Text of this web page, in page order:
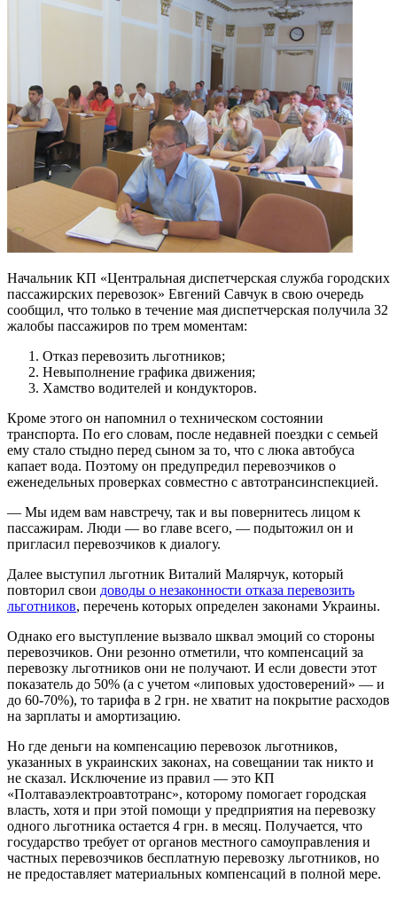
Начальник КП «Центральная диспетчерская служба городских
пассажирских перевозок» Евгений Савчук в свою очередь
сообщил, что только в течение мая диспетчерская получила 32
жалобы пассажиров по трем моментам:
Отказ перевозить льготников;
Невыполнение графика движения;
Хамство водителей и кондукторов.
Кроме этого он напомнил о техническом состоянии
транспорта. По его словам, после недавней поездки с семьей
ему стало стыдно перед сыном за то, что с люка автобуса
капает вода. Поэтому он предупредил перевозчиков о
еженедельных проверках совместно с автотрансинспекцией.
— Мы идем вам навстречу, так и вы повернитесь лицом к
пассажирам. Люди — во главе всего, — подытожил он и
пригласил перевозчиков к диалогу.
Далее выступил льготник Виталий Малярчук, который
повторил свои доводы о незаконности отказа перевозить
льготников, перечень которых определен законами Украины.
Однако его выступление вызвало шквал эмоций со стороны
перевозчиков. Они резонно отметили, что компенсаций за
перевозку льготников они не получают. И если довести этот
показатель до 50% (а с учетом «липовых удостоверений» — и
до 60-70%), то тарифа в 2 грн. не хватит на покрытие расходов
на зарплаты и амортизацию.
Но где деньги на компенсацию перевозок льготников,
указанных в украинских законах, на совещании так никто и
не сказал. Исключение из правил — это КП
«Полтаваэлектроавтотранс», которому помогает городская
власть, хотя и при этой помощи у предприятия на перевозку
одного льготника остается 4 грн. в месяц. Получается, что
государство требует от органов местного самоуправления и
частных перевозчиков бесплатную перевозку льготников, но
не предоставляет материальных компенсаций в полной мере.